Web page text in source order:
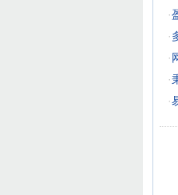
·
·
·
·
·